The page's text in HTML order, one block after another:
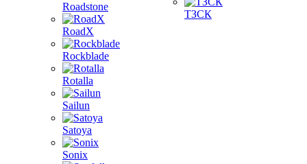
Roadstone
RoadX
Rockblade
Rotalla
Sailun
Satoya
Sonix
ТЗСК